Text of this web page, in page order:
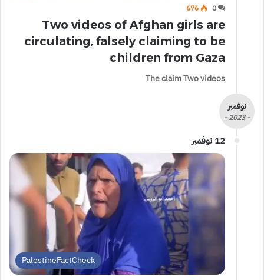
0
676
Two videos of Afghan girls are
circulating, falsely claiming to be
children from Gaza
The claim Two videos
نوفمبر
- 2023 -
12 نوفمبر
PalestineFactCheck